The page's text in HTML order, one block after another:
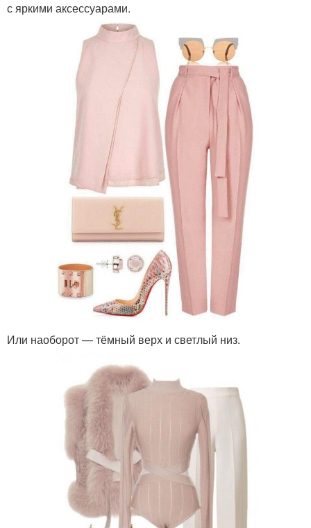
с яркими аксессуарами.
Или наоборот — тёмный верх и светлый низ.